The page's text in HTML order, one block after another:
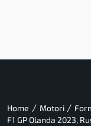
Home / Motori /
F1 GP Olanda 2023,